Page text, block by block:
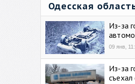
Одесская
Из-за
09 янв,
Из-за
съехал